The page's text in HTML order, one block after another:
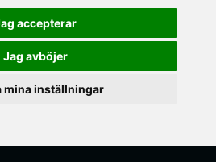
accepterar
Jag avböjer
mina inställningar